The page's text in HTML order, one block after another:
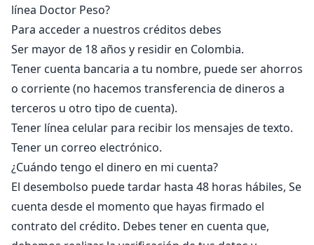
línea Doctor Peso?
Para acceder a nuestros créditos debes
Ser mayor de 18 años y residir en Colombia.
Tener cuenta bancaria a tu nombre, puede ser ahorros
o corriente (no hacemos transferencia de dineros a
terceros u otro tipo de cuenta).
Tener línea celular para recibir los mensajes de texto.
Tener un correo electrónico.
¿Cuándo tengo el dinero en mi cuenta?
El desembolso puede tardar hasta 48 horas hábiles, Se
cuenta desde el momento que hayas firmado el
contrato del crédito. Debes tener en cuenta que,